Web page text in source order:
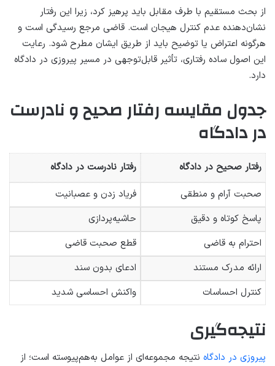
از بحث مستقیم با طرف مقابل باید پرهیز کرد، زیرا این رفتار
نشان‌دهنده عدم کنترل هیجان است. قاضی مرجع رسیدگی است و
هرگونه اعتراض یا توضیح باید از طریق ایشان مطرح شود. رعایت
این اصول ساده رفتاری، تأثیر قابل‌توجهی در مسیر پیروزی در دادگاه
دارد.
جدول مقایسه رفتار صحیح و نادرست
در دادگاه
رفتار صحیح در دادگاه
رفتار نادرست در دادگاه
صحبت آرام و منطقی
فریاد زدن و عصبانیت
پاسخ کوتاه و دقیق
حاشیه‌پردازی
احترام به قاضی
قطع صحبت قاضی
ارائه مدرک مستند
ادعای بدون سند
کنترل احساسات
واکنش احساسی شدید
نتیجه‌گیری
پیروزی در دادگاه نتیجه مجموعه‌ای از عوامل به‌هم‌پیوسته است؛ از